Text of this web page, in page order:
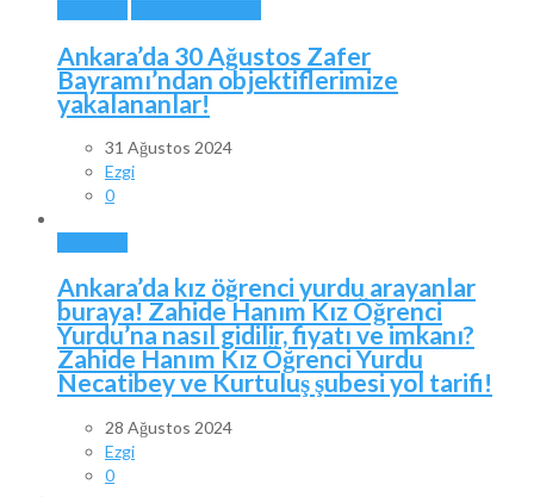
Ankara’da 30 Ağustos Zafer
Bayramı’ndan objektiflerimize
yakalananlar!
31 Ağustos 2024
Ezgi
0
Ankara’da kız öğrenci yurdu arayanlar
buraya! Zahide Hanım Kız Öğrenci
Yurdu’na nasıl gidilir, fiyatı ve imkanı?
Zahide Hanım Kız Öğrenci Yurdu
Necatibey ve Kurtuluş şubesi yol tarifi!
28 Ağustos 2024
Ezgi
0